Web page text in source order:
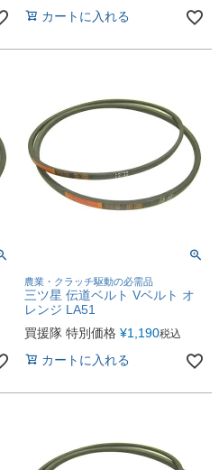
カートに入れる
農業・クラッチ駆動の必需品
三ツ星 伝道ベルト Vベルト オ
レンジ LA51
買援隊 特別価格 ¥1,190税込
カートに入れる